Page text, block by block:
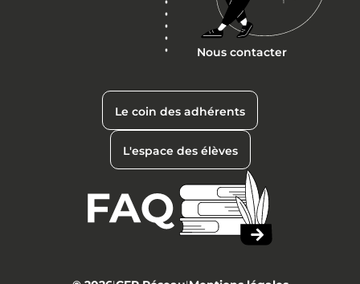
Nous contacter
Le coin des adhérents
L'espace des élèves